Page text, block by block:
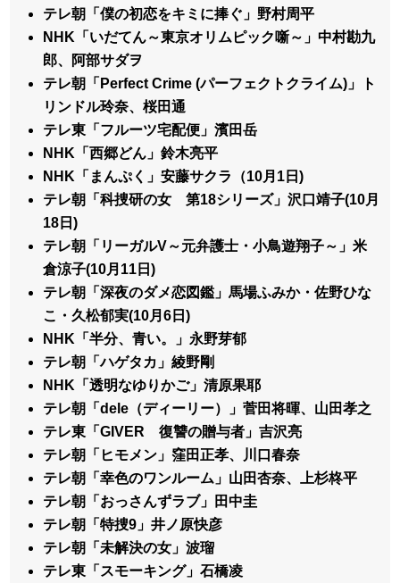
テレ朝「僕の初恋をキミに捧ぐ」野村周平
NHK「いだてん～東京オリムピック噺～」中村勘九
郎、阿部サダヲ
テレ朝「Perfect Crime (パーフェクトクライム)」ト
リンドル玲奈、桜田通
テレ東「フルーツ宅配便」濱田岳
NHK「西郷どん」鈴木亮平
NHK「まんぷく」安藤サクラ（10月1日)
テレ朝「科捜研の女 第18シリーズ」沢口靖子(10月
18日)
テレ朝「リーガルV～元弁護士・小鳥遊翔子～」米
倉涼子(10月11日)
テレ朝「深夜のダメ恋図鑑」馬場ふみか・佐野ひな
こ・久松郁実(10月6日)
NHK「半分、青い。」永野芽郁
テレ朝「ハゲタカ」綾野剛
NHK「透明なゆりかご」清原果耶
テレ朝「dele（ディーリー）」菅田将暉、山田孝之
テレ東「GIVER 復讐の贈与者」吉沢亮
テレ朝「ヒモメン」窪田正孝、川口春奈
テレ朝「幸色のワンルーム」山田杏奈、上杉柊平
テレ朝「おっさんずラブ」田中圭
テレ朝「特捜9」井ノ原快彦
テレ朝「未解決の女」波瑠
テレ東「スモーキング」石橋凌